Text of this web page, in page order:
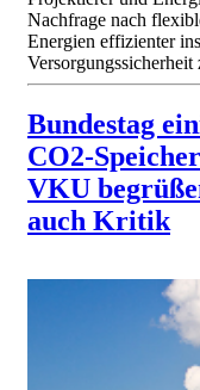
Nachfrage nach
Energien effizienter
Versorgungssicherheit
Bundestag
CO2-
VKU
auch Kritik